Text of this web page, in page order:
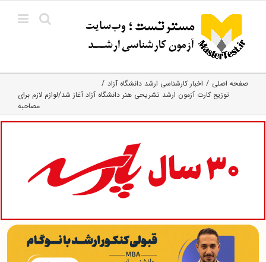
content
صفحه اصلی
اخبار کارشناسی ارشد دانشگاه آزاد
توزیع کارت آزمون ارشد تشریحی هنر دانشگاه آزاد آغاز شد/لوازم لازم برای
مصاحبه